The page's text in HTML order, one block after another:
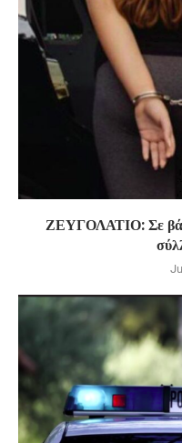
ΖΕΥΓΟΛΑΤΙΟ: Σε